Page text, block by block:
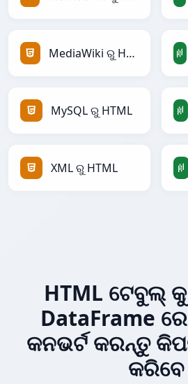
MediaWiki ରୁ HTML
MySQL ରୁ HTML
XML ରୁ HTML
HTML ଟେବୁଲ୍
DataFrame
କନଭର୍ଟ କରନ୍ତୁ
କରିବେ